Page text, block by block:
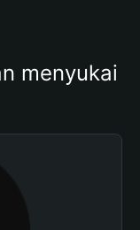
menyukai